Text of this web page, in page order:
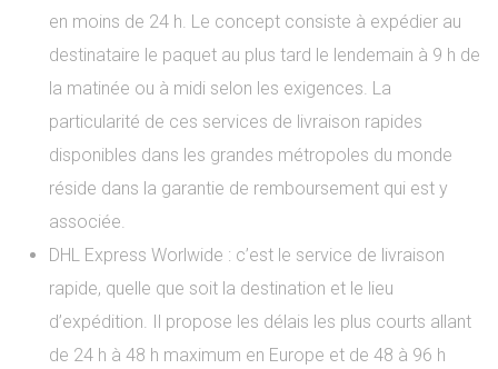
en moins de 24 h. Le concept consiste à expédier au
destinataire le paquet au plus tard le lendemain à 9 h de
la matinée ou à midi selon les exigences. La
particularité de ces services de livraison rapides
disponibles dans les grandes métropoles du monde
réside dans la garantie de remboursement qui est y
associée.
DHL Express Worlwide : c’est le service de livraison
rapide, quelle que soit la destination et le lieu
d’expédition. Il propose les délais les plus courts allant
de 24 h à 48 h maximum en Europe et de 48 à 96 h